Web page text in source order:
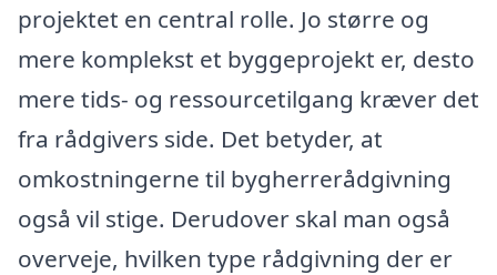
projektet en central rolle. Jo større og
mere komplekst et byggeprojekt er, desto
mere tids- og ressourcetilgang kræver det
fra rådgivers side. Det betyder, at
omkostningerne til bygherrerådgivning
også vil stige. Derudover skal man også
overveje, hvilken type rådgivning der er